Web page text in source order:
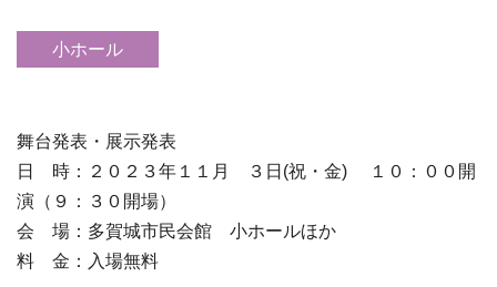
小ホール
舞台発表・展示発表
日 時：２０２３年１１月 ３日(祝・金) １０：００開
演（９：３０開場）
会 場：多賀城市民会館 小ホールほか
料 金：入場無料